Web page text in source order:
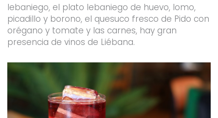
lebaniego, el plato lebaniego de huevo, lomo,
picadillo y borono, el quesuco fresco de Pido con
orégano y tomate y las carnes, hay gran
presencia de vinos de Liébana.